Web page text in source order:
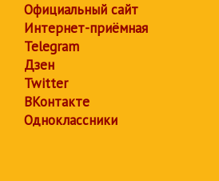
Официальный сайт
Интернет-приёмная
Telegram
Дзен
Twitter
ВКонтакте
Одноклассники